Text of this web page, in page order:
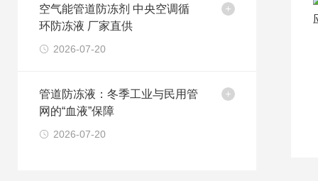
空气能管道防冻剂 中央空调循
环防冻液 厂家直供
2026-07-20
管道防冻液：冬季工业与民用管
网的“血液”保障
2026-07-20